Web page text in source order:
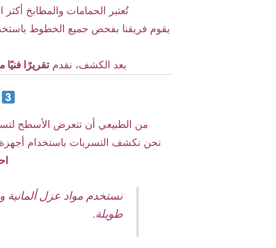
تُعتبر الحمامات والمطابخ
يقوم فريقنا بفحص جميع الخطوط
بعد الكشف، نقدمتقريرًا فنيًا
من الطبيعي أن تتعرض الأسطح
نحن نكشف التسربات باستخدام
نستخدم مواد عزل
طويلة.